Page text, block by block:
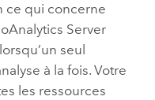
ce qui concerne
Server
seul
à la fois. Votre
les ressources